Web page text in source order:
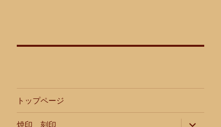
トップページ
焼印 刻印
サ